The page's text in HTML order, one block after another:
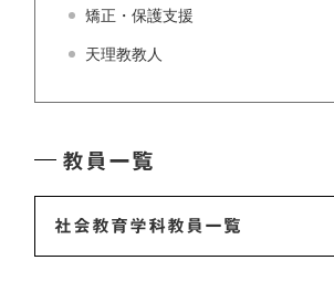
矯正・保護支援
天理教教人
教員一覧
社会教育学科教員一覧